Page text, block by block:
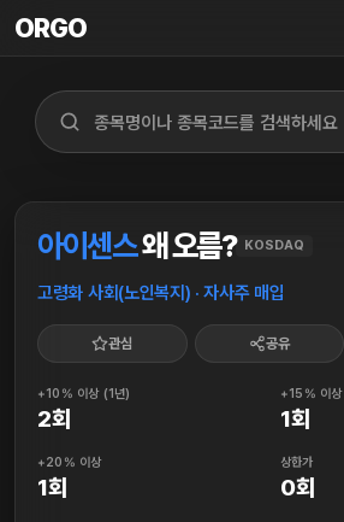
ORGO
ORGO
아이센스왜 오름? KOSDAQ
고령화 사회(노인복지) · 자사주 매입
관심 공유
+10% 이상 (1년)
2회
+15% 이상
1회
+20% 이상
1회
상한가
0회